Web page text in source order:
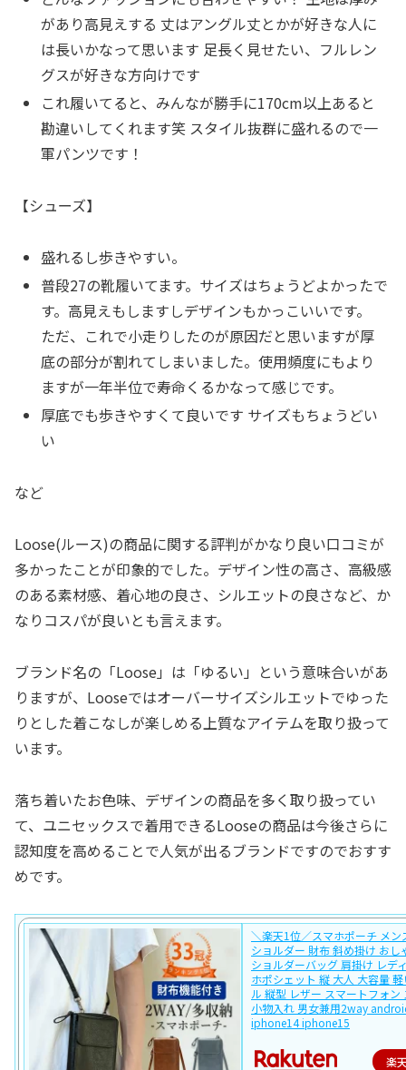
があり高見えする 丈はアングル丈とかが好きな人に
は長いかなって思います 足長く見せたい、フルレン
グスが好きな方向けです
これ履いてると、みんなが勝手に170cm以上あると
勘違いしてくれます笑 スタイル抜群に盛れるので一
軍パンツです！
【シューズ】
盛れるし歩きやすい。
普段27の靴履いてます。サイズはちょうどよかったで
す。高見えもしますしデザインもかっこいいです。
ただ、これで小走りしたのが原因だと思いますが厚
底の部分が割れてしまいました。使用頻度にもより
ますが一年半位で寿命くるかなって感じです。
厚底でも歩きやすくて良いです サイズもちょうどい
い
など
Loose(ルース)の商品に関する評判がかなり良い口コミが
多かったことが印象的でした。デザイン性の高さ、高級感
のある素材感、着心地の良さ、シルエットの良さなど、か
なりコスパが良いとも言えます。
ブランド名の「Loose」は「ゆるい」という意味合いがあ
りますが、Looseではオーバーサイズシルエットでゆった
りとした着こなしが楽しめる上質なアイテムを取り扱って
います。
落ち着いたお色味、デザインの商品を多く取り扱ってい
て、ユニセックスで着用できるLooseの商品は今後さらに
認知度を高めることで人気が出るブランドですのでおすす
めです。
＼楽天1位／スマホポーチ メン
ショルダー 財布 斜め掛け おし
ショルダーバッグ 肩掛け レデ
ホポシェット 縦 大人 大容量
ル 縦型 レザー スマートフォン
小物入れ 男女兼用2way
iphone14 iphone15
楽